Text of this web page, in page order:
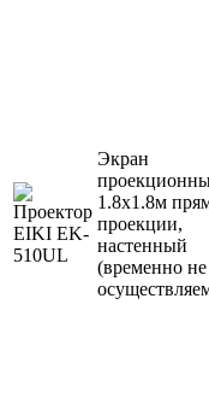
Экран
1.8x1.8м
проекции,
настенный
(временно не